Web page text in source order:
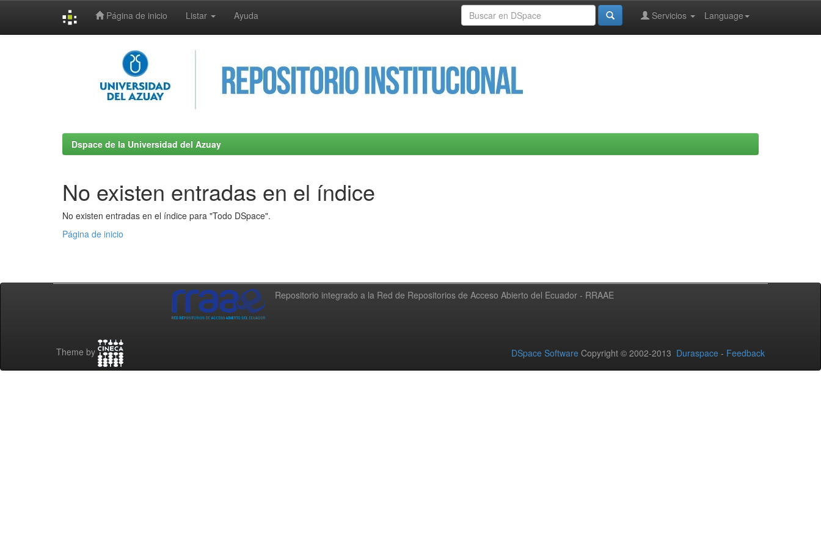
Página de inicio Listar Ayuda Language
Servicios
Dspace de la Universidad del Azuay
No existen entradas en el índice
No existen entradas en el índice para "Todo DSpace".
Página de inicio
Repositorio integrado a la Red de Repositorios de Acceso Abierto del Ecuador - RRAAE
Theme by DSpace Software Copyright © 2002-2013 Duraspace - Feedback